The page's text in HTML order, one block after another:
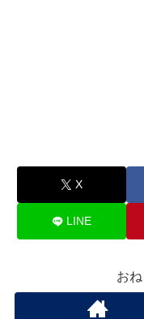
X
LINE
お